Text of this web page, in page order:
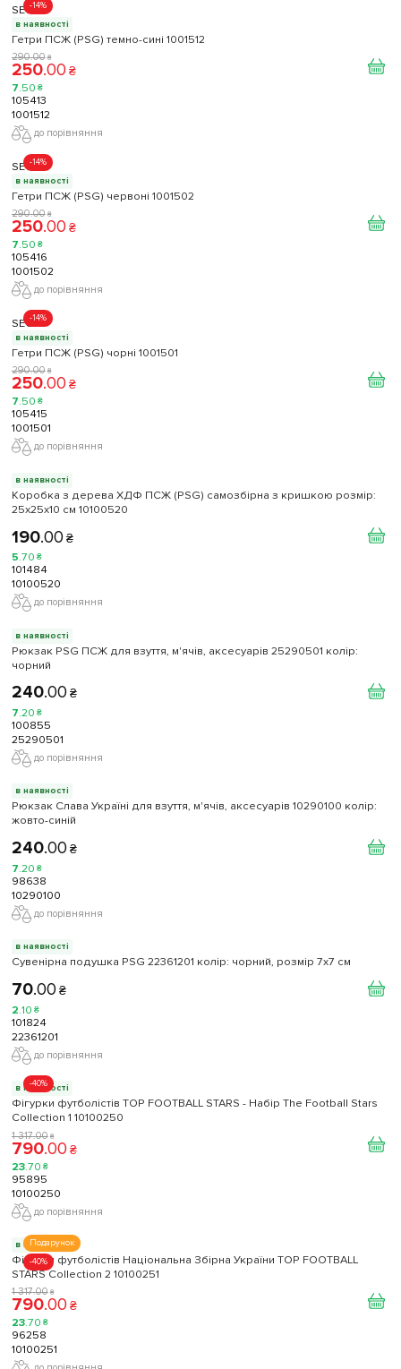
-14%
SECO
в наявності
Гетри ПСЖ (PSG) темно-сині 1001512
290.00 ₴
250.00 ₴
7.50 ₴
105413
1001512
до порівняння
-14%
SECO
в наявності
Гетри ПСЖ (PSG) червоні 1001502
290.00 ₴
250.00 ₴
7.50 ₴
105416
1001502
до порівняння
-14%
SECO
в наявності
Гетри ПСЖ (PSG) чорні 1001501
290.00 ₴
250.00 ₴
7.50 ₴
105415
1001501
до порівняння
в наявності
Коробка з дерева ХДФ ПСЖ (PSG) самозбірна з кришкою розмір:
25х25х10 см 10100520
190.00 ₴
5.70 ₴
101484
10100520
до порівняння
в наявності
Рюкзак PSG ПСЖ для взуття, м'ячів, аксесуарів 25290501 колiр:
чорний
240.00 ₴
7.20 ₴
100855
25290501
до порівняння
в наявності
Рюкзак Слава Україні для взуття, м'ячів, аксесуарів 10290100 колiр:
жовто-синій
240.00 ₴
7.20 ₴
98638
10290100
до порівняння
в наявності
Сувенірна подушка PSG 22361201 колiр: чорний, розмір 7x7 см
70.00 ₴
2.10 ₴
101824
22361201
до порівняння
-40%
в наявності
Фігурки футболістів TOP FOOTBALL STARS - Набір The Football Stars
Collection 1 10100250
1 317.00 ₴
790.00 ₴
23.70 ₴
95895
10100250
до порівняння
Подарунок
-40%
в наявності
Фігурки футболістів Національна Збірна України TOP FOOTBALL
STARS Collection 2 10100251
1 317.00 ₴
790.00 ₴
23.70 ₴
96258
10100251